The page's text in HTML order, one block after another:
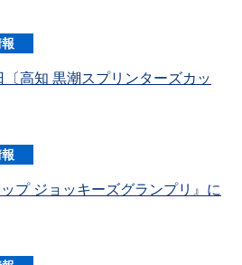
〔高知 黒潮スプリンターズカッ
プ ジョッキーズグランプリ』に